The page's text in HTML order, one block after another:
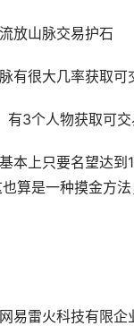
放山脉交易护石
有很大几率获取可
3个人物获取可
本上只要名望达
算是一种摸金方法
易雷火科技有限